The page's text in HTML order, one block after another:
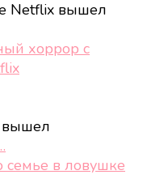
Netflix вышел
хоррор с
вышел
семье в ловушке